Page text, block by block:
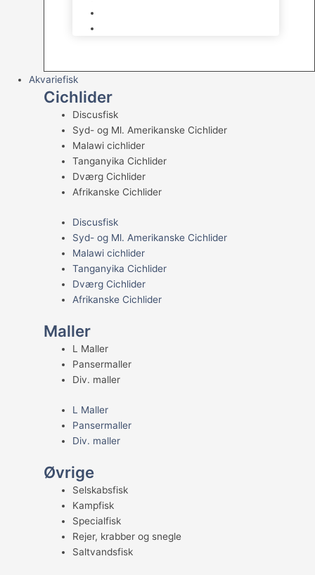
Akvariefisk
Cichlider
Discusfisk
Syd- og Ml. Amerikanske Cichlider
Malawi cichlider
Tanganyika Cichlider
Dværg Cichlider
Afrikanske Cichlider
Discusfisk
Syd- og Ml. Amerikanske Cichlider
Malawi cichlider
Tanganyika Cichlider
Dværg Cichlider
Afrikanske Cichlider
Maller
L Maller
Pansermaller
Div. maller
L Maller
Pansermaller
Div. maller
Øvrige
Selskabsfisk
Kampfisk
Specialfisk
Rejer, krabber og snegle
Saltvandsfisk